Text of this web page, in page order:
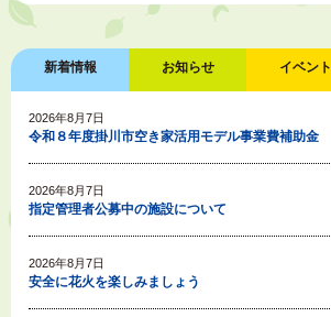
新着情報 お知らせ イベント
2026年8月7日
令和８年度掛川市空き家活用モデル事業費補助金
2026年8月7日
指定管理者公募中の施設について
2026年8月7日
安全に花火を楽しみましょう